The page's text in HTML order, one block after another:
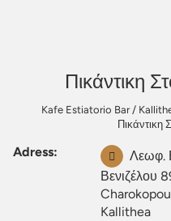
Πικάντικη
Kafe Estiatorio Bar/
Πικάντικη
Adress:
Λεωφ.
Βενιζέλου
Kallithea